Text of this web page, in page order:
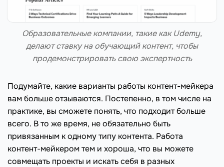
Образовательные компании, такие как Udemy,
делают ставку на обучающий контент, чтобы
продемонстрировать свою экспертность
Подумайте, какие варианты работы контент-мейкера
вам больше отзываются. Постепенно, в том числе на
практике, вы сможете понять, что подходит больше
всего. В то же время, не обязательно быть
привязанным к одному типу контента. Работа
контент-мейкером тем и хороша, что вы можете
совмещать проекты и искать себя в разных